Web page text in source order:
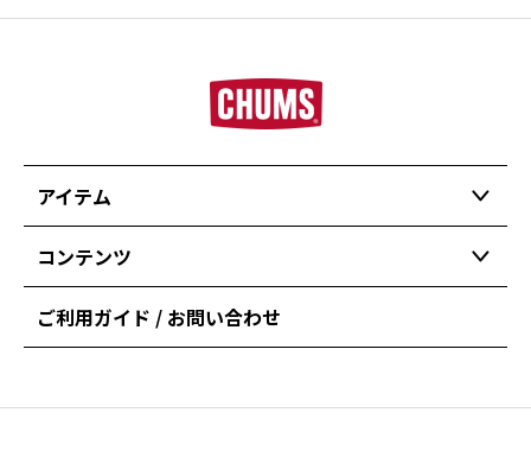
アイテム
コンテンツ
ご利用ガイド / お問い合わせ